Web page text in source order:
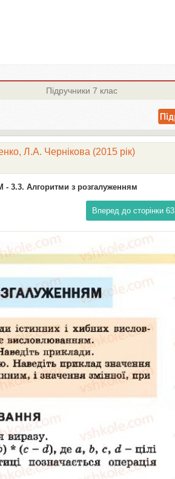
Підручники 7 клас
Л.А. Чернікова (2015 рік)
- 3.3. Алгоритми з розгалуженням
Вперед до сторінки 63